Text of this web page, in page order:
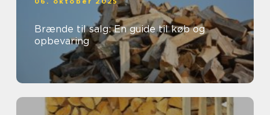
Brænde til salg: En guide til køb og
opbevaring